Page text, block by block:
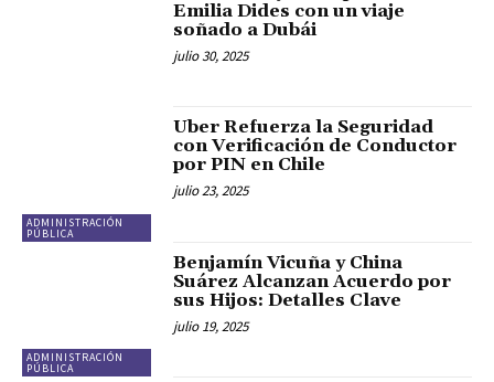
Emilia Dides con un viaje
soñado a Dubái
julio 30, 2025
ADMINISTRACIÓN
PÚBLICA
Uber Refuerza la Seguridad
con Verificación de Conductor
por PIN en Chile
julio 23, 2025
ADMINISTRACIÓN
PÚBLICA
Benjamín Vicuña y China
Suárez Alcanzan Acuerdo por
sus Hijos: Detalles Clave
julio 19, 2025